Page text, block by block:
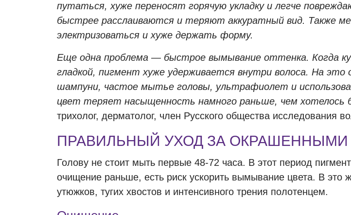
путаться, хуже переносят горячую укладку и легче
быстрее расслаиваются и теряют аккуратный вид. Также
электризоваться и хуже держать форму.
Еще одна проблема — быстрое вымывание оттенка. Когда
гладкой, пигмент хуже удерживается внутри волоса. На это
шампуни, частое мытье головы, ультрафиолет и
цвет теряет насыщенность намного раньше, чем хотелось
трихолог, дерматолог, член Русского общества исследования
ПРАВИЛЬНЫЙ УХОД ЗА
Голову не стоит мыть первые 48-72 часа. В этот период
очищение раньше, есть риск ускорить вымывание цвета. В это
утюжков, тугих хвостов и интенсивного трения полотенцем.